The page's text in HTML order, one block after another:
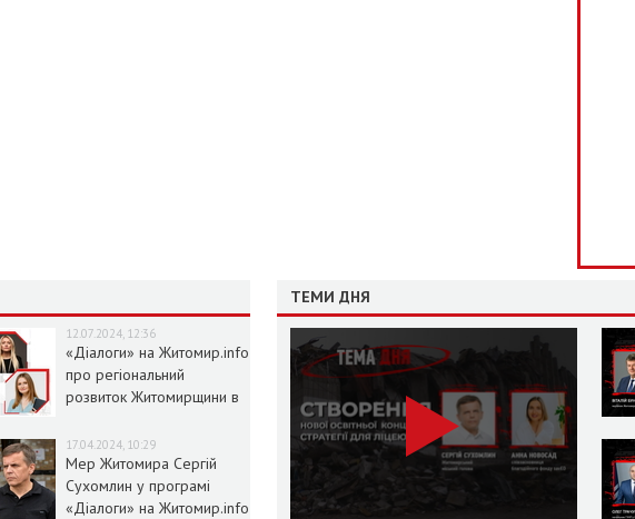
12.07.2024, 12:36
«Діалоги» на Житомир.info
про регіональний
розвиток Житомирщини в
17.04.2024, 10:29
Мер Житомира Сергій
Сухомлин у програмі
«Діалоги» на Житомир.info
ТЕМИ ДНЯ